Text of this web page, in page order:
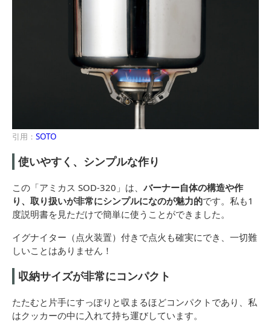
引用： SOTO
使いやすく、シンプルな作り
この「アミカス SOD-320」は、 バーナー自体の構造や作
り、取り扱いが非常にシンプルになのが魅力的です。私も1
度説明書を見ただけで簡単に使うことができました。
イグナイター（点火装置）付きで点火も確実にでき、一切難
しいことはありません！
収納サイズが非常にコンパクト
たたむと片手にすっぽりと収まるほどコンパクトであり、私
はクッカーの中に入れて持ち運びしています。